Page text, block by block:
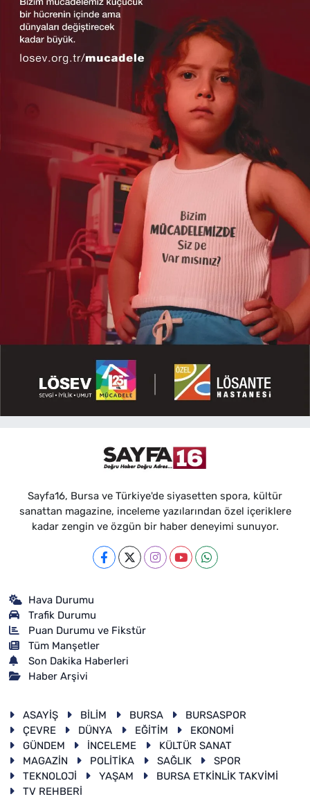
Sayfa16, Bursa ve Türkiye'de siyasetten spora, kültür
sanattan magazine, inceleme yazılarından özel içeriklere
kadar zengin ve özgün bir haber deneyimi sunuyor.
Hava Durumu
Trafik Durumu
Puan Durumu ve Fikstür
Tüm Manşetler
Son Dakika Haberleri
Haber Arşivi
ASAYİŞ BİLİM BURSA
BURSASPOR
ÇEVRE
DÜNYA EĞİTİM
EKONOMİ
GÜNDEM
İNCELEME
KÜLTÜR SANAT
MAGAZİN
POLİTİKA SAĞLIK
SPOR
TEKNOLOJİ
YAŞAM
BURSA ETKİNLİK TAKVİMİ
TV REHBERİ